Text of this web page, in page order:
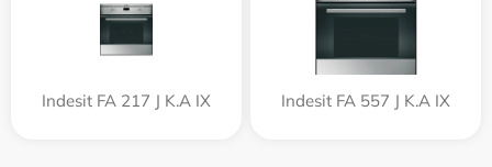
Indesit FA 217 J K.A IX Indesit FA 557 J K.A IX